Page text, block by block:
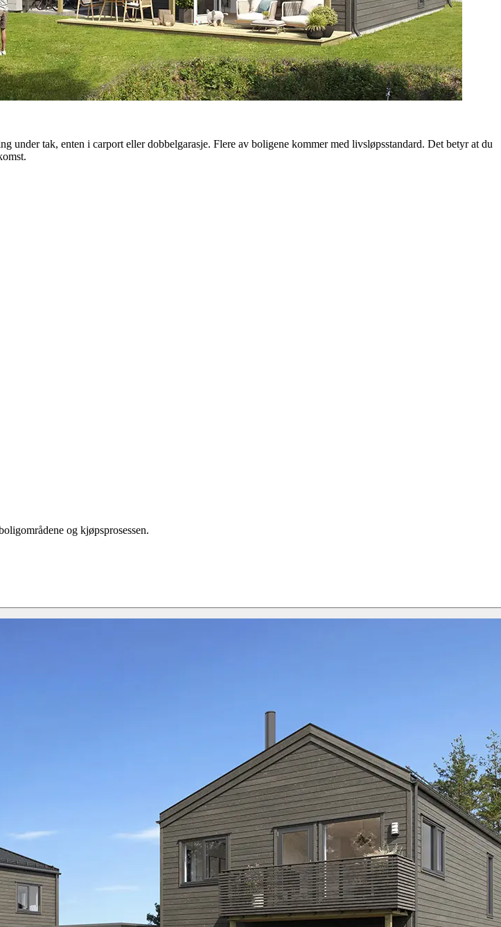
under tak, enten i carport eller dobbelgarasje. Flere av boligene kommer med livsløpsstandard. Det betyr at du
og kjøpsprosessen.